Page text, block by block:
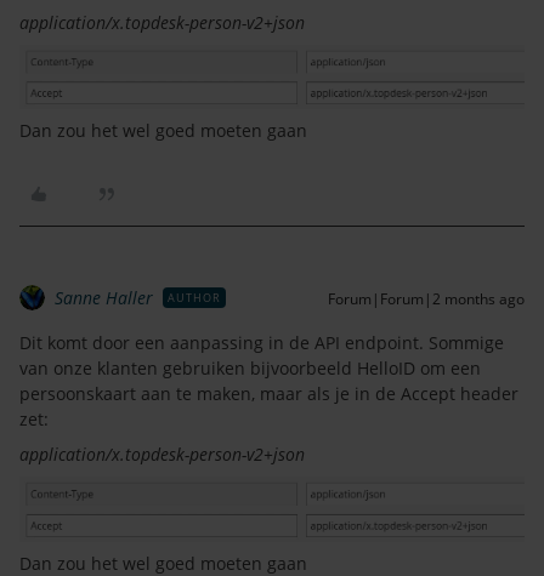
application/x.topdesk-person-v2+json
Dan zou het wel goed moeten gaan
Sanne Haller AUTHOR Forum|Forum|2 months ago
Dit komt door een aanpassing in de API endpoint. Sommige
van onze klanten gebruiken bijvoorbeeld HelloID om een
persoonskaart aan te maken, maar als je in de Accept header
zet:
application/x.topdesk-person-v2+json
Dan zou het wel goed moeten gaan